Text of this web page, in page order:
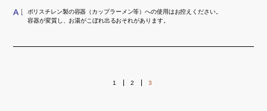
ポリスチレン製の容器（カップラーメン等）への使用はお控えください。
容器が変質し、お湯がこぼれ出るおそれがあります。
1 2 3